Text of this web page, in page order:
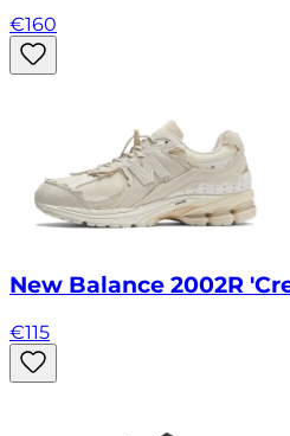
€160
New Balance 2002R
€115